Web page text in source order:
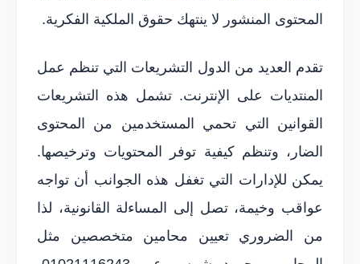
المحتوى المنشور لا ينتهك حقوق الملكية الفكرية.
تقدم العديد من الدول التشريعات التي تنظم عمل
المنتديات على الإنترنت. تشمل هذه التشريعات
القوانين التي تحمي المستخدمين من المحتوى
الضار، وتنظم كيفية توفر المحتويات وترخيصها.
يمكن للإدارات التي تغفل هذه الجوانب أن تواجه
عواقب وخيمة، تصل إلى المساءلة القانونية، لذا
من الضروري تعيين محامين متخصصين مثل